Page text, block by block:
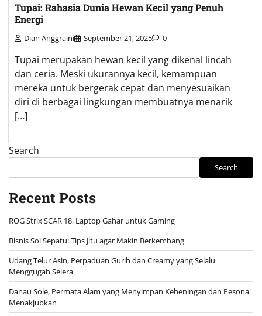
Tupai: Rahasia Dunia Hewan Kecil yang Penuh
Energi
Dian Anggraini September 21, 2025 0
Tupai merupakan hewan kecil yang dikenal lincah
dan ceria. Meski ukurannya kecil, kemampuan
mereka untuk bergerak cepat dan menyesuaikan
diri di berbagai lingkungan membuatnya menarik
[…]
Search
Search
Recent Posts
ROG Strix SCAR 18, Laptop Gahar untuk Gaming
Bisnis Sol Sepatu: Tips Jitu agar Makin Berkembang
Udang Telur Asin, Perpaduan Gurih dan Creamy yang Selalu
Menggugah Selera
Danau Sole, Permata Alam yang Menyimpan Keheningan dan Pesona
Menakjubkan